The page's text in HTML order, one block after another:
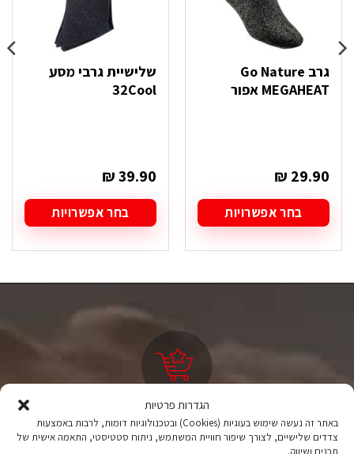
הגדרות פרטיות
באתר זה נעשה שימוש בעוגיות (Cookies) ובטכנולוגיות דומות, לרבות באמצעות
צדדים שלישיים, לצורך שיפור חוויית המשתמש, ניתוח סטטיסטי, התאמה אישית של
גרב Go Nature
MEGAHEAT אפור
₪ 29.90
בחר אפשרויות
זה
האפשרויות
המוצר
שלישיית גרבי מסע
32Cool
₪39.90
בחר אפשרויות
זה
ניתן
לבחור
האפשרויות
המוצר
ציוד טיולים
מהיבואן לצרכן